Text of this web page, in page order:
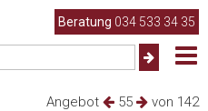
Beratung 034 533 34 35
Angebot 55 von 142